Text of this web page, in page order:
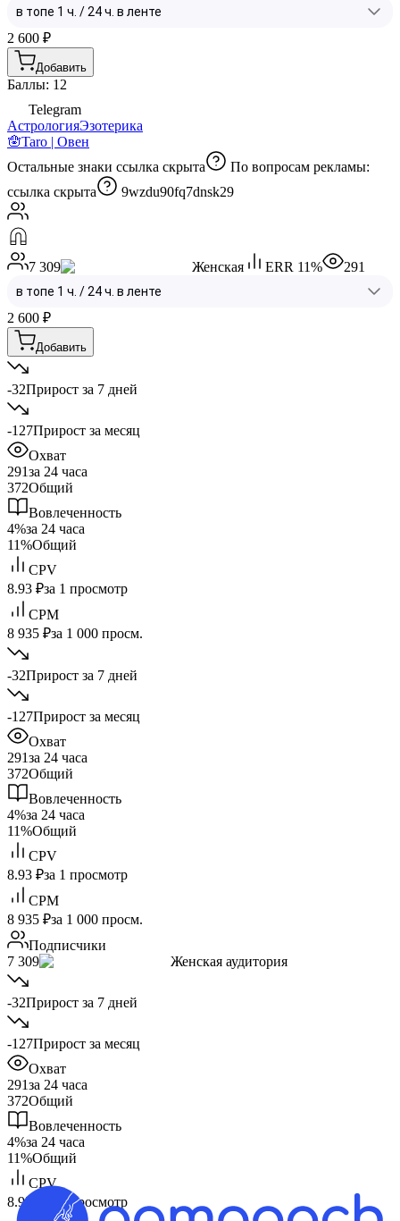
2 600 ₽
Добавить
Баллы: 12
Telegram
АстрологияЭзотерика
🪬Taro | Овен
Остальные знаки ссылка скрыта
По вопросам рекламы:
ссылка скрыта
9wzdu90fq7dnsk29
7 309 Женская ERR 11% 291
2 600 ₽
Добавить
-32Прирост за 7 дней
-127Прирост за месяц
Охват
291за 24 часа
372Общий
Вовлеченность
4%за 24 часа
11%Общий
CPV
8.93 ₽за 1 просмотр
CPM
8 935 ₽за 1 000 просм.
-32Прирост за 7 дней
-127Прирост за месяц
Охват
291за 24 часа
372Общий
Вовлеченность
4%за 24 часа
11%Общий
CPV
8.93 ₽за 1 просмотр
CPM
8 935 ₽за 1 000 просм.
Подписчики
7 309
Женская аудитория
-32Прирост за 7 дней
-127Прирост за месяц
Охват
291за 24 часа
372Общий
Вовлеченность
4%за 24 часа
11%Общий
CPV
8.93 ₽
за 1 просмотр